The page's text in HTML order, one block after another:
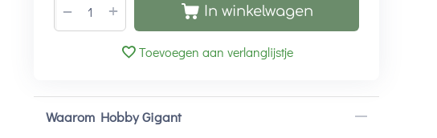
+
− In winkelwagen
Toevoegen aan verlanglijstje
Waarom Hobby Gigant